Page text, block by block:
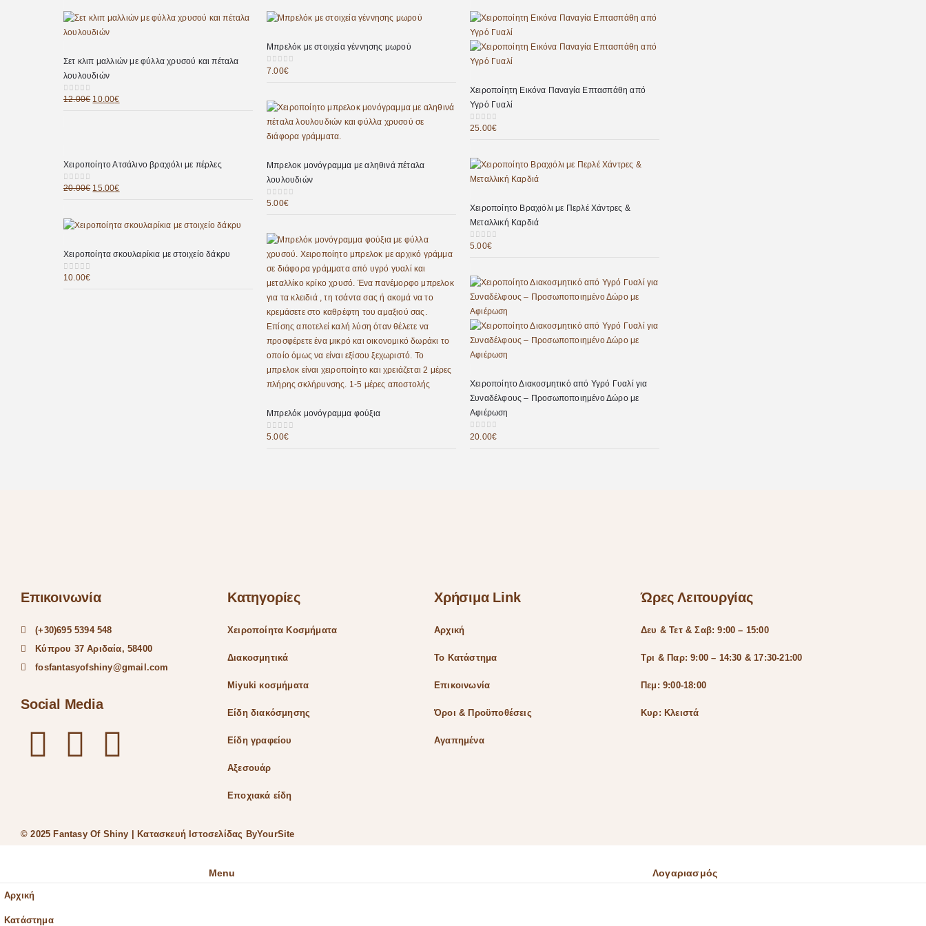
Σετ κλιπ μαλλιών με φύλλα χρυσού και πέταλα
λουλουδιών
0out of 5
12.00€ 10.00€
Χειροποίητο Ατσάλινο βραχιόλι με πέρλες
0out of 5
20.00€ 15.00€
Χειροποίητα σκουλαρίκια με στοιχείο δάκρυ
0out of 5
10.00€
Μπρελόκ με στοιχεία γέννησης μωρού
0 out of 5
7.00€
Μπρελοκ μονόγραμμα με αληθινά πέταλα
λουλουδιών
0 out of 5
5.00€
Μπρελόκ μονόγραμμα φούξια
0 out of 5
5.00€
Χειροποίητη Εικόνα Παναγία Επτασπάθη από
Υγρό Γυαλί
0out of 5
25.00€
Χειροποίητο Βραχιόλι με Περλέ Χάντρες &
Μεταλλική Καρδιά
0 out of 5
5.00€
Χειροποίητο Διακοσμητικό από Υγρό Γυαλί για
Συναδέλφους – Προσωποποιημένο Δώρο με
Αφιέρωση
0out of 5
20.00€
Επικοινωνία
(+30)695 5394 548
Κύπρου 37 Αριδαία, 58400
fosfantasyofshiny@gmail.com
Social Media
Κατηγορίες
Χειροποίητα Κοσμήματα
Διακοσμητικά
Miyuki κοσμήματα
Είδη διακόσμησης
Είδη γραφείου
Αξεσουάρ
Εποχιακά είδη
Χρήσιμα Link
Αρχική
Το Κατάστημα
Επικοινωνία
Όροι & Προϋποθέσεις
Αγαπημένα
Ώρες Λειτουργίας
Δευ & Τετ & Σαβ: 9:00 – 15:00
Τρι & Παρ: 9:00 – 14:30 & 17:30-21:00
Πεμ: 9:00-18:00
Κυρ: Κλειστά
© 2025 Fantasy Of Shiny | Κατασκευή Ιστοσελίδας ByYourSite
Menu Λογαριασμός
Αρχική
Κατάστημα